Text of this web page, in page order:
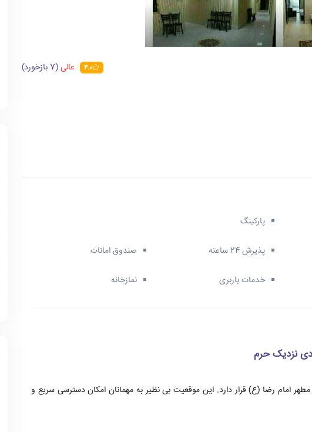
4.0 عالی(7 بازخورد)
پارکینگ
پذیرش 24 ساعته صندوق امانات
خدمات باربری نمازخانه
نزدیک حرم
مسافتی پیاده روی ۱۵ دقیقه ای تا حرم مطهر امام رضا (ع) قرار دارد. این موقعیت بی نظیر به مهمانان امکان دسترسی سریع و